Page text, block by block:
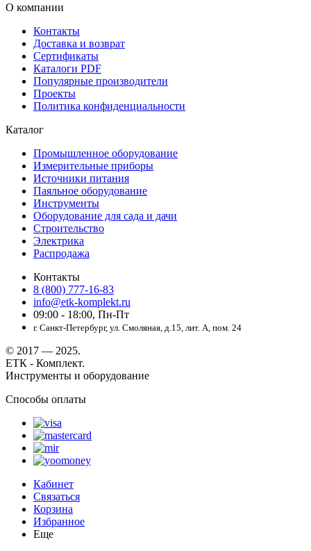
О компании
Контакты
Доставка и возврат
Сертификаты
Каталоги PDF
Популярные производители
Проекты
Политика конфиденциальности
Каталог
Промышленное оборудование
Измерительные приборы
Источники питания
Паяльное оборудование
Инструменты
Оборудование для сада и дачи
Строительство
Электрика
Распродажа
Контакты
8 (800) 777-16-83
info@etk-komplekt.ru
09:00 - 18:00, Пн-Пт
г. Санкт-Петербург, ул. Смоляная, д.15, лит. А, пом. 24
© 2017 — 2025.
ЕТК - Комплект.
Инструменты и оборудование
Способы оплаты
Кабинет
Связаться
Корзина
Избранное
Еще